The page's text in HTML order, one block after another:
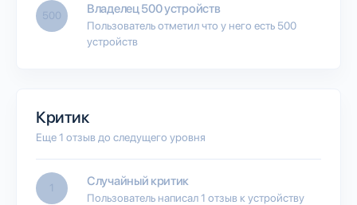
500 Владелец 500 устройств
Пользователь отметил что у него есть 500
устройств
Критик
Еще 1 отзыв до следущего уровня
1 Случайный критик
Пользователь написал 1 отзыв к устройству